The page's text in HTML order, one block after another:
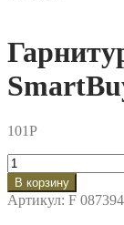
101P
Количество
товара
Гарнитура
вкладыши
В корзину
Артикул: F 087394